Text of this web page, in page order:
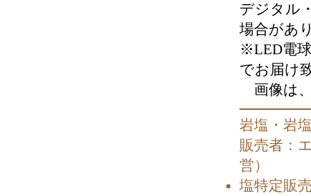
デジタル
場合があ
※LED電
でお届け
画像は
岩塩・岩
販売者：
営）
塩特定販